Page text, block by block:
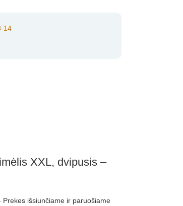
14
XXL, dvipusis –
Prekes išsiunčiame ir paruošiame